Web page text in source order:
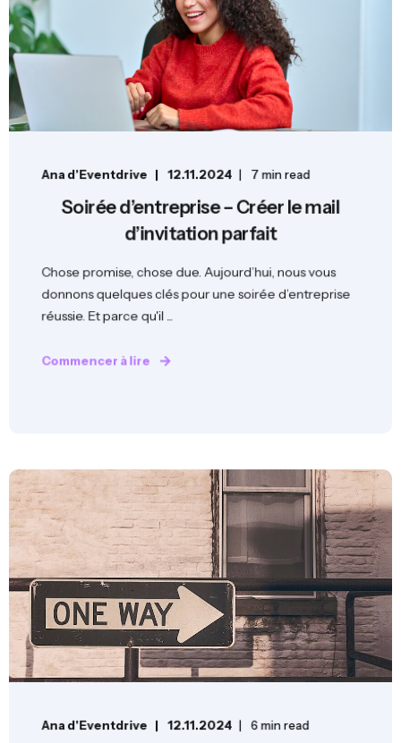
Ana d'Eventdrive 12.11.2024 7 min read
Soirée d’entreprise – Créer le mail
d’invitation parfait
Chose promise, chose due. Aujourd’hui, nous vous
donnons quelques clés pour une soirée d’entreprise
réussie. Et parce qu'il ...
Commencer à lire
Ana d'Eventdrive 12.11.2024 6 min read